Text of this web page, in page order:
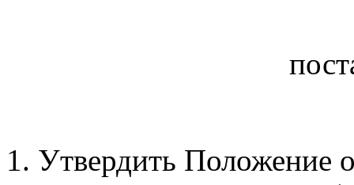
1. Утвердить Положение